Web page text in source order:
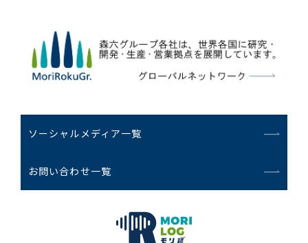
ソーシャルメディア一覧
お問い合わせ一覧